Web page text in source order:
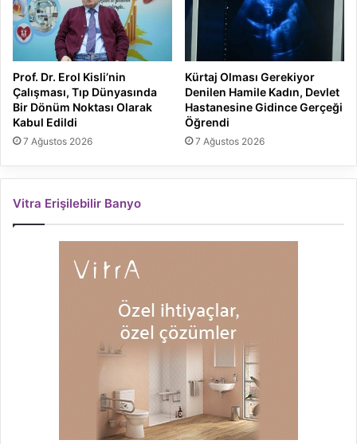
Prof. Dr. Erol Kisli’nin
Çalışması, Tıp Dünyasında
Bir Dönüm Noktası Olarak
Kabul Edildi
7 Ağustos 2026
Kürtaj Olması Gerekiyor
Denilen Hamile Kadın, Devlet
Hastanesine Gidince Gerçeği
Öğrendi
7 Ağustos 2026
Vitra Erişilebilir Banyo